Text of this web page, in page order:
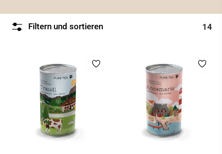
Filtern und sortieren 14